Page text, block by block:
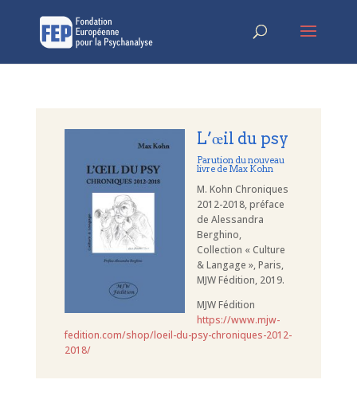
L’œil du psy
Parution du nouveau
livre de Max Kohn
M. Kohn Chroniques
2012-2018, préface
de Alessandra
Berghino,
Collection « Culture
& Langage », Paris,
MJW Fédition, 2019.
MJW Fédition
https://www.mjw-
fedition.com/shop/loeil-du-psy-chroniques-2012-
2018/